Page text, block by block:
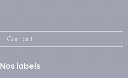
Contact
Nos labels